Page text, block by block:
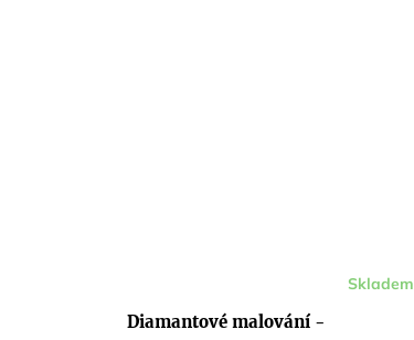
Diamantové malování -
Skladem